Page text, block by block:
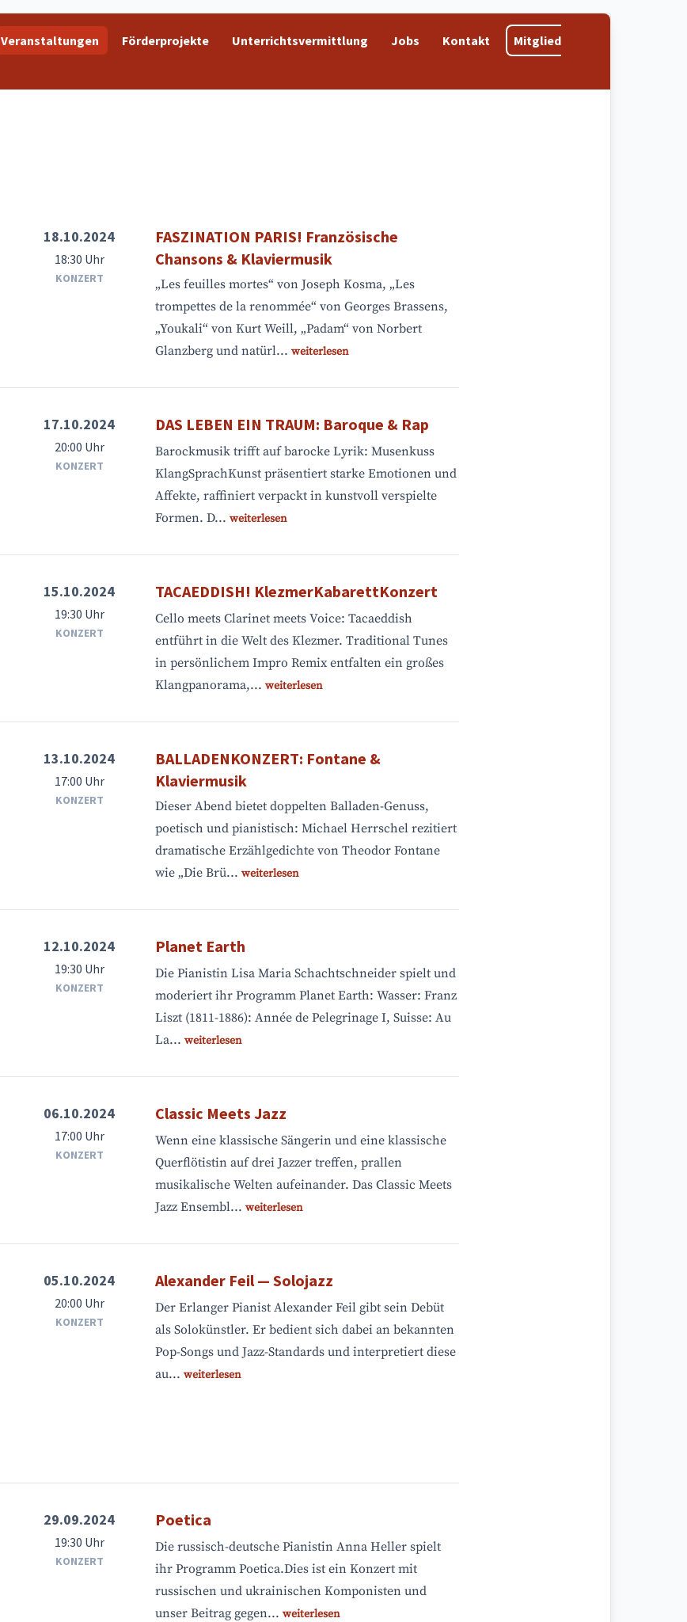
Veranstaltungen Förderprojekte Unterrichtsvermittlung Jobs Kontakt
Mitglied
18.10.2024
18:30 Uhr
KONZERT
FASZINATION PARIS! Französische
Chansons & Klaviermusik
„Les feuilles mortes“ von Joseph Kosma, „Les
trompettes de la renommée“ von Georges Brassens,
„Youkali“ von Kurt Weill, „Padam“ von Norbert
Glanzberg und natürl... weiterlesen
17.10.2024
20:00 Uhr
KONZERT
DAS LEBEN EIN TRAUM: Baroque & Rap
Barockmusik trifft auf barocke Lyrik: Musenkuss
KlangSprachKunst präsentiert starke Emotionen und
Affekte, raffiniert verpackt in kunstvoll verspielte
Formen. D... weiterlesen
15.10.2024
19:30 Uhr
KONZERT
TACAEDDISH! KlezmerKabarettKonzert
Cello meets Clarinet meets Voice: Tacaeddish
entführt in die Welt des Klezmer. Traditional Tunes
in persönlichem Impro Remix entfalten ein großes
Klangpanorama,... weiterlesen
13.10.2024
17:00 Uhr
KONZERT
BALLADENKONZERT: Fontane &
Klaviermusik
Dieser Abend bietet doppelten Balladen-Genuss,
poetisch und pianistisch: Michael Herrschel rezitiert
dramatische Erzählgedichte von Theodor Fontane
wie „Die Brü... weiterlesen
12.10.2024
19:30 Uhr
KONZERT
Planet Earth
Die Pianistin Lisa Maria Schachtschneider spielt und
moderiert ihr Programm Planet Earth: Wasser: Franz
Liszt (1811-1886): Année de Pelegrinage I, Suisse: Au
La... weiterlesen
06.10.2024
17:00 Uhr
KONZERT
Classic Meets Jazz
Wenn eine klassische Sängerin und eine klassische
Querflötistin auf drei Jazzer treffen, prallen
musikalische Welten aufeinander. Das Classic Meets
Jazz Ensembl... weiterlesen
05.10.2024
20:00 Uhr
KONZERT
Alexander Feil — Solojazz
Der Erlanger Pianist Alexander Feil gibt sein Debüt
als Solokünstler. Er bedient sich dabei an bekannten
Pop-Songs und Jazz-Standards und interpretiert diese
au... weiterlesen
29.09.2024
19:30 Uhr
KONZERT
Poetica
Die russisch-deutsche Pianistin Anna Heller spielt
ihr Programm Poetica.Dies ist ein Konzert mit
russischen und ukrainischen Komponisten und
unser Beitrag gegen... weiterlesen